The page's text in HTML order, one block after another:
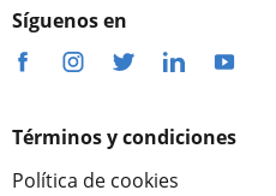
Síguenos en
Términos y condiciones
Política de cookies